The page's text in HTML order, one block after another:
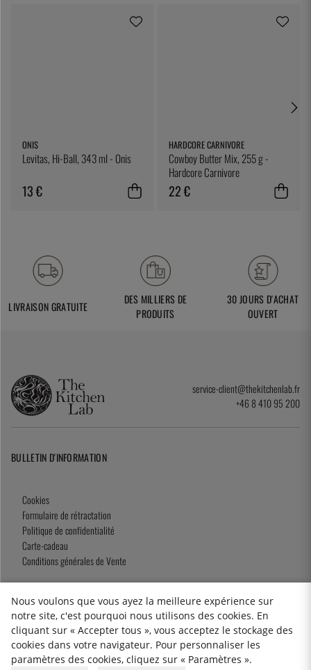
ONIS
Levitas, Hi-Ball, 343 ml - Onis
13 €
HARDCORE CARNIVORE
Cowboy Butter Mix, 255 g -
Hardcore Carnivore
22 €
LIVRAISON GRATUITE
DES MILLIERS DE
PRODUITS
30 JOURS D'ACHAT
OUVERT
service-client@thekitchenlab.fr
+46 8 410 95 200
BULLETIN D'INFORMATION
Cookies
Formulaire de rétractation
Politique de confidentialité
Carte-cadeau
Conditions générales de Vente
2026 KitchenLab AB
Nous voulons que vous ayez la meilleure expérience sur
notre site, c'est pourquoi nous utilisons des cookies. En
cliquant sur « Accepter tous », vous acceptez le stockage des
cookies dans votre navigateur. Pour personnaliser les
paramètres des cookies, cliquez sur « Paramètres ».